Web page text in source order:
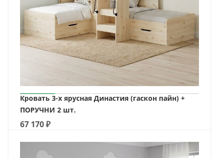
Кровать 3-х ярусная Династия (гаскон пайн) +
ПОРУЧНИ 2 шт.
67 170₽